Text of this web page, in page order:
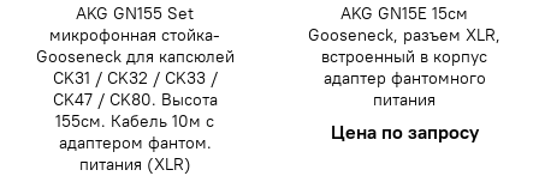
AKG GN155 Set
микрофонная стойка-
Gooseneck для капсюлей
CK31 / CK32 / CK33 /
CK47 / CK80. Высота
155см. Кабель 10м с
адаптером фантом.
питания (XLR)
AKG GN15E 15см
Gooseneck, разъем XLR,
встроенный в корпус
адаптер фантомного
питания
Цена по запросу